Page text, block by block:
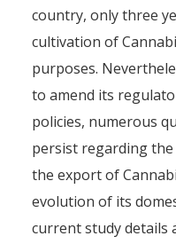
country, only three
cultivation of
purposes.
to amend its
policies, numerous
persist regarding
the export of
evolution of its
current study details